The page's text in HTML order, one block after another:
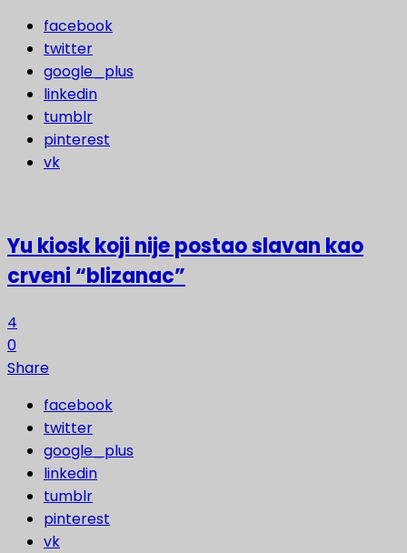
facebook
twitter
google_plus
linkedin
tumblr
pinterest
vk
Yu kiosk koji nije postao slavan kao
crveni “blizanac”
4
0
Share
facebook
twitter
google_plus
linkedin
tumblr
pinterest
vk